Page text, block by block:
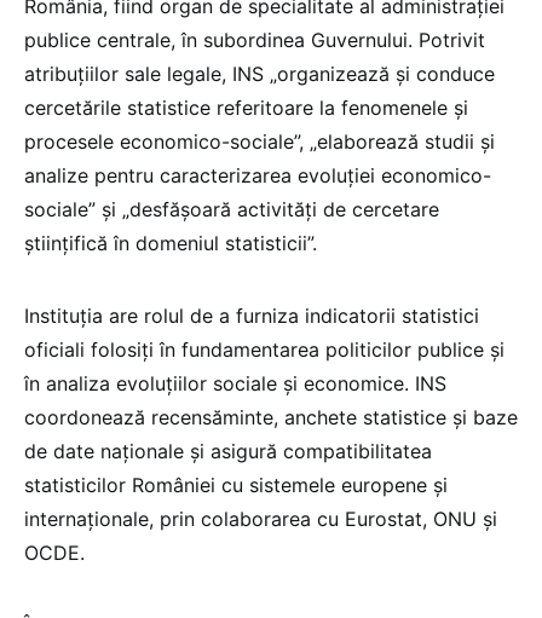
România, fiind organ de specialitate al administrației
publice centrale, în subordinea Guvernului. Potrivit
atribuțiilor sale legale, INS „organizează și conduce
cercetările statistice referitoare la fenomenele și
procesele economico-sociale”, „elaborează studii și
analize pentru caracterizarea evoluției economico-
sociale” și „desfășoară activități de cercetare
științifică în domeniul statisticii”.
Instituția are rolul de a furniza indicatorii statistici
oficiali folosiți în fundamentarea politicilor publice și
în analiza evoluțiilor sociale și economice. INS
coordonează recensăminte, anchete statistice și baze
de date naționale și asigură compatibilitatea
statisticilor României cu sistemele europene și
internaționale, prin colaborarea cu Eurostat, ONU și
OCDE.